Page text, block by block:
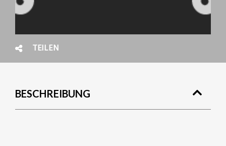
TEILEN
BESCHREIBUNG